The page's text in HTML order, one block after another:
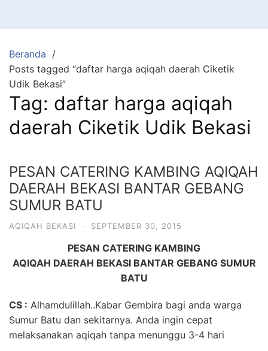
Beranda
Posts tagged “daftar harga aqiqah daerah Ciketik
Udik Bekasi”
Tag: daftar harga aqiqah
daerah Ciketik Udik Bekasi
PESAN CATERING KAMBING AQIQAH
DAERAH BEKASI BANTAR GEBANG
SUMUR BATU
AQIQAH BEKASI · SEPTEMBER 30, 2015
PESAN CATERING KAMBING
AQIQAH DAERAH BEKASI BANTAR GEBANG SUMUR
BATU
CS : Alhamdulillah..Kabar Gembira bagi anda warga
Sumur Batu dan sekitarnya. Anda ingin cepat
melaksanakan aqiqah tanpa menunggu 3-4 hari